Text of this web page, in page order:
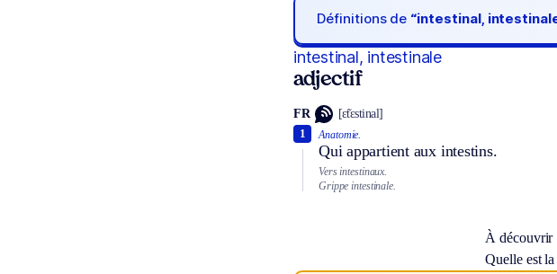
Définitions de “intestinal,
intestinal, intestinale
adjectif
FR [ɛ̃tɛstinal]
Anatomie.
Qui appartient aux intestins.
1
Vers intestinaux.
Grippe intestinale.
À découvrir
Quelle est